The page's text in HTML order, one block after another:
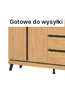
Gotowe do wysyłki